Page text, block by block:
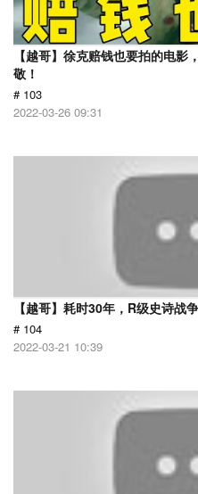
【越哥】徐克赔钱也要拍的电
敬！
# 103
2022-03-26 09:31
【越哥】耗时30年，R级史诗战
# 104
2022-03-21 10:39